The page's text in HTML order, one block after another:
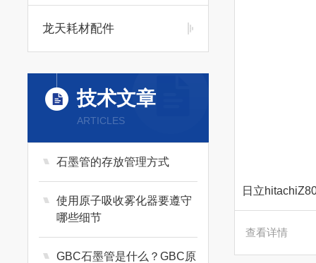
龙天耗材配件
技术文章
ARTICLES
石墨管的存放管理方式
使用原子吸收雾化器要遵守
哪些细节
GBC石墨管是什么？GBC原
查看详情